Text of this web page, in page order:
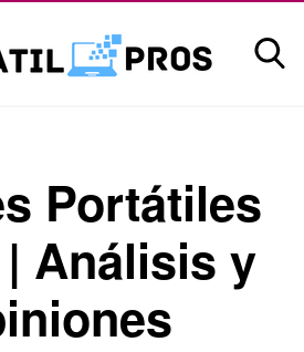
Portátiles
Análisis y